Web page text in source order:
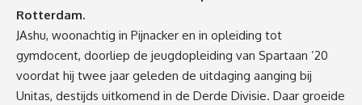
Rotterdam.
JAshu, woonachtig in Pijnacker en in opleiding tot
gymdocent, doorliep de jeugdopleiding van Spartaan ’20
voordat hij twee jaar geleden de uitdaging aanging bij
Unitas, destijds uitkomend in de Derde Divisie. Daar groeide